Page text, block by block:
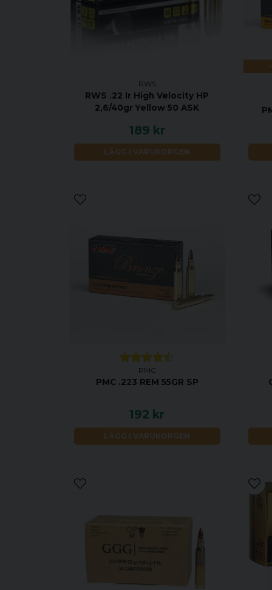
RWS
RWS .22 lr High Velocity HP
2,6/40gr Yellow 50 ASK
189 kr
LÄGG I VARUKORGEN
PMC
PMC .223 REM 55GR SP
192 kr
LÄGG I VARUKORGEN